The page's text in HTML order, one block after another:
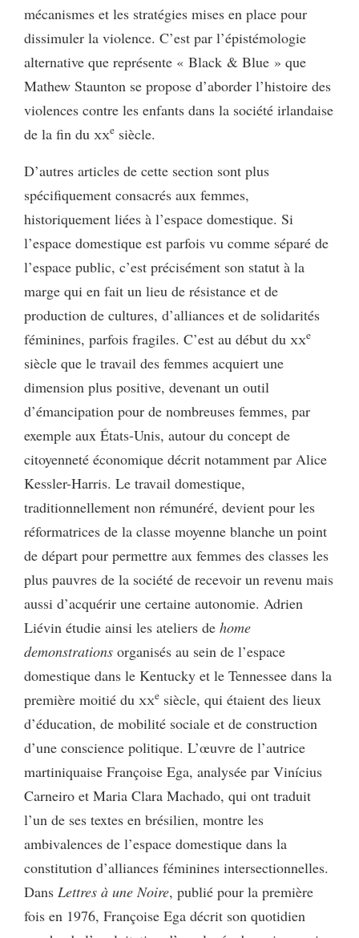
mécanismes et les stratégies mises en place pour
dissimuler la violence. C’est par l’épistémologie
alternative que représente « Black & Blue » que
Mathew Staunton se propose d’aborder l’histoire des
violences contre les enfants dans la société irlandaise
de la fin du xxe siècle.
D’autres articles de cette section sont plus
spécifiquement consacrés aux femmes,
historiquement liées à l’espace domestique. Si
l’espace domestique est parfois vu comme séparé de
l’espace public, c’est précisément son statut à la
marge qui en fait un lieu de résistance et de
production de cultures, d’alliances et de solidarités
féminines, parfois fragiles. C’est au début du xxe
siècle que le travail des femmes acquiert une
dimension plus positive, devenant un outil
d’émancipation pour de nombreuses femmes, par
exemple aux États-Unis, autour du concept de
citoyenneté économique décrit notamment par Alice
Kessler-Harris. Le travail domestique,
traditionnellement non rémunéré, devient pour les
réformatrices de la classe moyenne blanche un point
de départ pour permettre aux femmes des classes les
plus pauvres de la société de recevoir un revenu mais
aussi d’acquérir une certaine autonomie. Adrien
Liévin étudie ainsi les ateliers de home
demonstrations organisés au sein de l’espace
domestique dans le Kentucky et le Tennessee dans la
première moitié du xxe siècle, qui étaient des lieux
d’éducation, de mobilité sociale et de construction
d’une conscience politique. L’œuvre de l’autrice
martiniquaise Françoise Ega, analysée par Vinícius
Carneiro et Maria Clara Machado, qui ont traduit
l’un de ses textes en brésilien, montre les
ambivalences de l’espace domestique dans la
constitution d’alliances féminines intersectionnelles.
Dans Lettres à une Noire, publié pour la première
fois en 1976, Françoise Ega décrit son quotidien